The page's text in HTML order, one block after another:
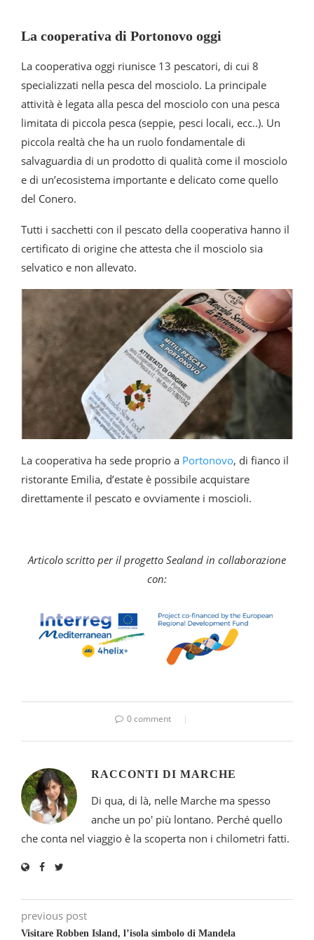
La cooperativa di Portonovo oggi
La cooperativa oggi riunisce 13 pescatori, di cui 8
specializzati nella pesca del mosciolo. La principale
attività è legata alla pesca del mosciolo con una pesca
limitata di piccola pesca (seppie, pesci locali, ecc..). Un
piccola realtà che ha un ruolo fondamentale di
salvaguardia di un prodotto di qualità come il mosciolo
e di un’ecosistema importante e delicato come quello
del Conero.
Tutti i sacchetti con il pescato della cooperativa hanno il
certificato di origine che attesta che il mosciolo sia
selvatico e non allevato.
La cooperativa ha sede proprio a Portonovo, di fianco il
ristorante Emilia, d’estate è possibile acquistare
direttamente il pescato e ovviamente i moscioli.
Articolo scritto per il progetto Sealand in collaborazione
con:
0 comment
RACCONTI DI MARCHE
Di qua, di là, nelle Marche ma spesso
anche un po' più lontano. Perché quello
che conta nel viaggio è la scoperta non i chilometri fatti.
previous post
Visitare Robben Island, l’isola simbolo di Mandela